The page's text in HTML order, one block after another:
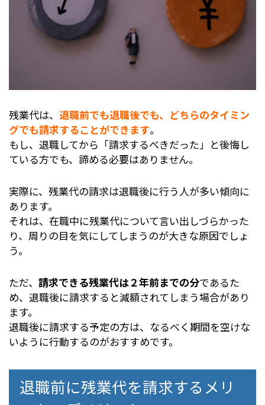
残業代は、 退職前でも退職後でも、どちらのタイミン
グでも請求することができます。
もし、退職してから「請求するべきだった」と後悔し
ている方でも、諦める必要はありません。
実際に、残業代の請求は退職後に行う人が多い傾向に
あります。
それは、在職中に残業代について言い出しづらかった
り、周りの目を気にしてしまうのが大きな原因でしょ
う。
ただ、 請求できる残業代は２年前までの分であるた
め、退職後に請求すると減額されてしまう場合があり
ます。
退職後に請求する予定の方は、なるべく期間を空けな
いように行動するのがおすすめです。
退職前に残業代を請求するメリ